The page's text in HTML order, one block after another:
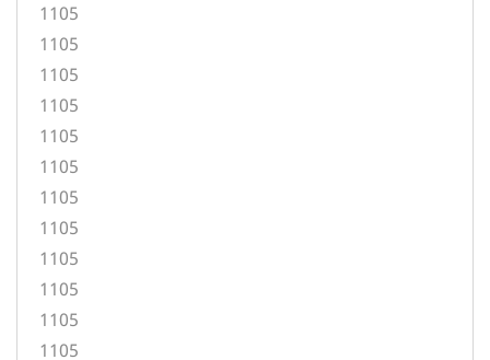
1105
1105
1105
1105
1105
1105
1105
1105
1105
1105
1105
1105